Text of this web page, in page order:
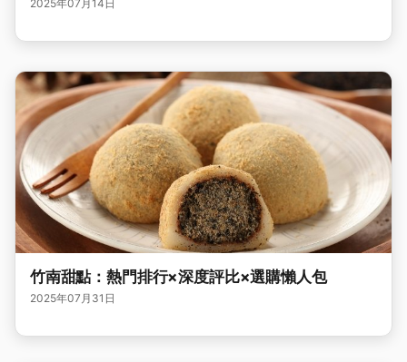
2025年07月14日
竹南甜點：熱門排行×深度評比×選購懶人包
2025年07月31日